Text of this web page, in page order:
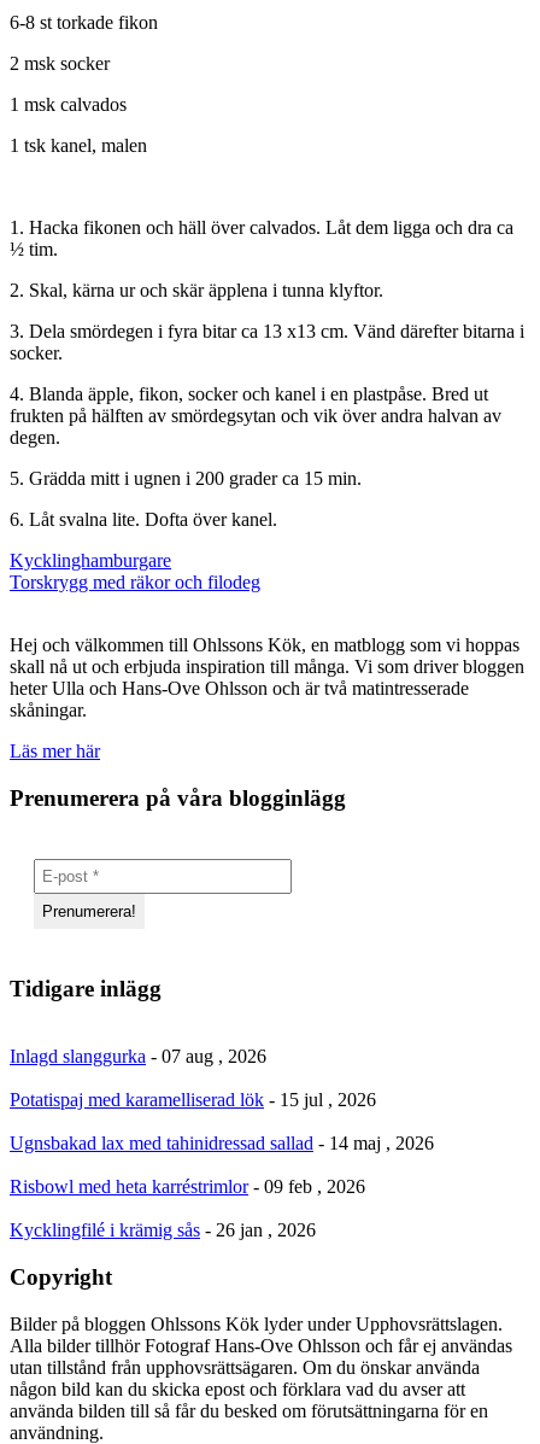
6-8 st torkade fikon
2 msk socker
1 msk calvados
1 tsk kanel, malen
1. Hacka fikonen och häll över calvados. Låt dem ligga och dra ca
½ tim.
2. Skal, kärna ur och skär äpplena i tunna klyftor.
3. Dela smördegen i fyra bitar ca 13 x13 cm. Vänd därefter bitarna i
socker.
4. Blanda äpple, fikon, socker och kanel i en plastpåse. Bred ut
frukten på hälften av smördegsytan och vik över andra halvan av
degen.
5. Grädda mitt i ugnen i 200 grader ca 15 min.
6. Låt svalna lite. Dofta över kanel.
Inläggsnavigering
Kycklinghamburgare
Torskrygg med räkor och filodeg
Hej och välkommen till Ohlssons Kök, en matblogg som vi hoppas
skall nå ut och erbjuda inspiration till många. Vi som driver bloggen
heter Ulla och Hans-Ove Ohlsson och är två matintresserade
skåningar.
Läs mer här
Prenumerera på våra blogginlägg
Tidigare inlägg
Inlagd slanggurka - 07 aug , 2026
Potatispaj med karamelliserad lök - 15 jul , 2026
Ugnsbakad lax med tahinidressad sallad - 14 maj , 2026
Risbowl med heta karréstrimlor - 09 feb , 2026
Kycklingfilé i krämig sås - 26 jan , 2026
Copyright
Bilder på bloggen Ohlssons Kök lyder under Upphovsrättslagen.
Alla bilder tillhör Fotograf Hans-Ove Ohlsson och får ej användas
utan tillstånd från upphovsrättsägaren. Om du önskar använda
någon bild kan du skicka epost och förklara vad du avser att
använda bilden till så får du besked om förutsättningarna för en
användning.